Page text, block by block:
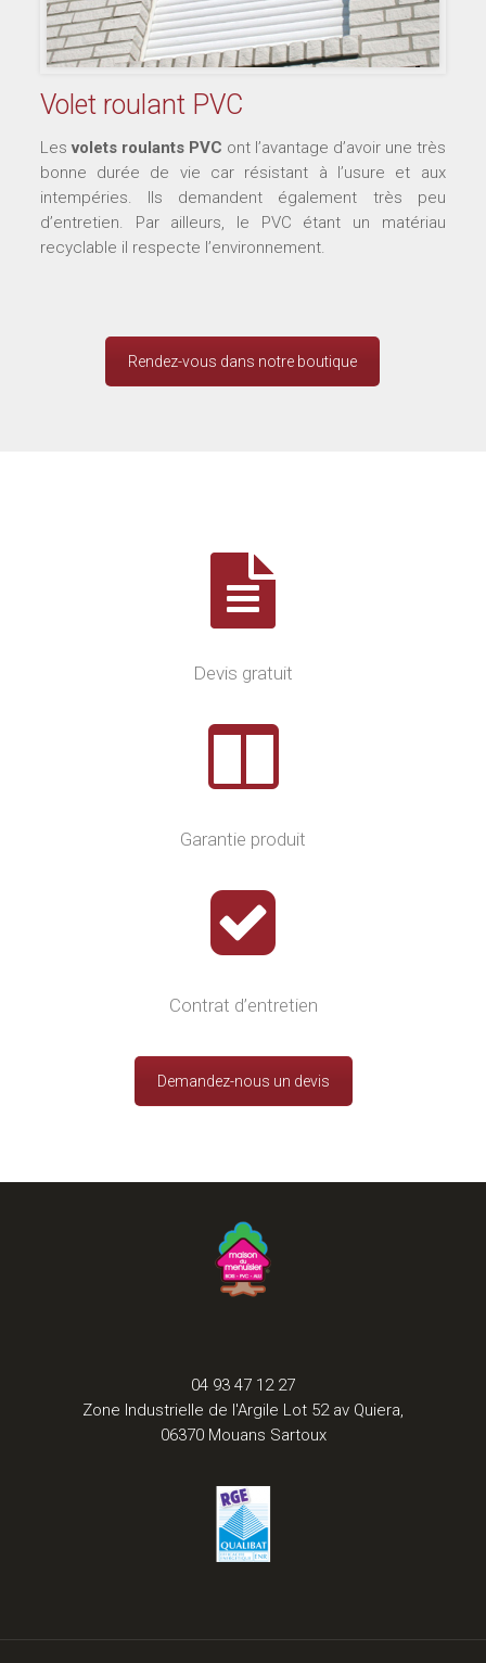
Volet roulant PVC
Lesvolets roulants PVC ont l’avantage d’avoir une très
bonne durée de vie car résistant à l’usure et aux
intempéries. Ils demandent également très peu
d’entretien. Par ailleurs, le PVC étant un matériau
recyclable il respecte l’environnement.
Rendez-vous dans notre boutique
Devis gratuit
Garantie produit
Contrat d’entretien
Demandez-nous un devis
04 93 47 12 27
Zone Industrielle de l'Argile Lot 52 av Quiera,
06370 Mouans Sartoux